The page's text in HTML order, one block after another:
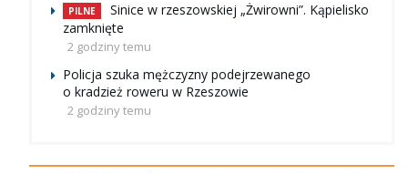
PILNE
Sinice w rzeszowskiej „Żwirowni”. Kąpielisko
zamknięte
2 godziny temu
Policja szuka mężczyzny podejrzewanego
o kradzież roweru w Rzeszowie
2 godziny temu